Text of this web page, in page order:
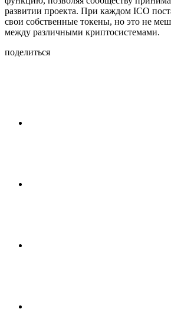
развитии проекта. При каждом ICO
свои собственные токены, но это не
между различными криптосистемами.
поделиться